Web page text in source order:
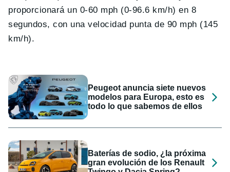
proporcionará un 0-60 mph (0-96.6 km/h) en 8
segundos, con una velocidad punta de 90 mph (145
km/h).
Peugeot anuncia siete nuevos
modelos para Europa, esto es
todo lo que sabemos de ellos
Baterías de sodio, ¿la próxima
gran evolución de los Renault